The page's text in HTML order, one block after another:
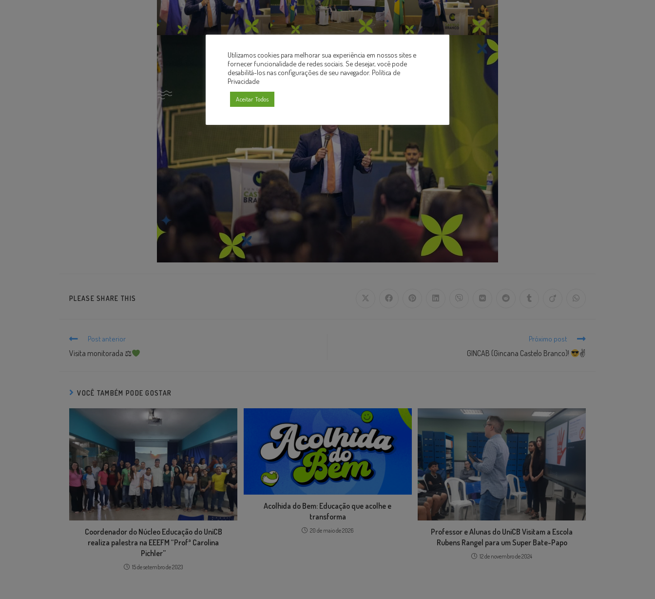
PLEASE SHARE THIS
Post anterior
Visita monitorada ⚖
Próximo post
GINCAB (Gincana Castelo Branco)! ✌
VOCÊ TAMBÉM PODE GOSTAR
Coordenador do Núcleo Educação do UniCB
realiza palestra na EEEFM “Profª Carolina
Pichler”
15 de setembro de 2023
Acolhida do Bem: Educação que acolhe e
transforma
20 de maio de 2026
Professor e Alunas do UniCB Visitam a Escola
Rubens Rangel para um Super Bate-Papo
12 de novembro de 2024
Utilizamos cookies para melhorar sua experiência em nossos sites e
fornecer funcionalidade de redes sociais. Se desejar, você pode
desabilitá-los nas configurações de seu navegador. Política de
Privacidade
Aceitar Todos